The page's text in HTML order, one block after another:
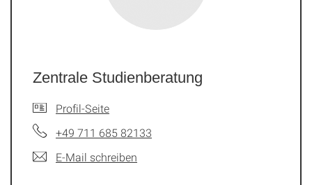
Zentrale Studienberatung
Profil-Seite
+49 711 685 82133
E-Mail schreiben